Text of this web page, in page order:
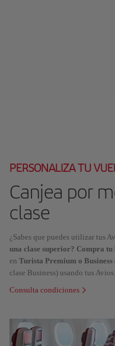
PERSONALIZA TU
Canjea por
clase
¿Sabes que puedes utilizar tus
una clase superior? Compra
en Turista Premium o Business
clase Business) usando tus Avios.
Consulta condiciones